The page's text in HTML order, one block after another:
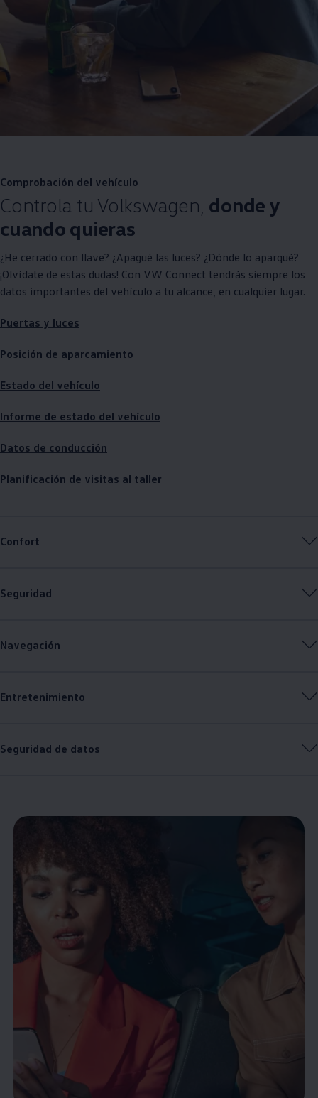
Comprobación del vehículo
Controla tu Volkswagen donde y
cuando quieras
¿He cerrado con llave? ¿Apagué las luces? ¿Dónde lo aparqué?
¡Olvídate de estas dudas! Con VW Connect tendrás siempre los
datos importantes del vehículo a tu alcance, en cualquier lugar.
Puertas y luces
Posición de aparcamiento
Estado del vehículo
Informe de estado del vehículo
Datos de conducción
Planificación de visitas al taller
Confort
Seguridad
Navegación
Entretenimiento
Seguridad de datos